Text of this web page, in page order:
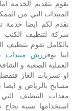
نقوم بتقديم الخدمة
المبيدات التي من
نقدم لكم ايضا
شركة لتنظيف الكنب
بالكامل نقوم بتنظيف
اننا نوفر رش مبيدات
العملية الصعبة و
او تسربات الغاز
مسابح بالرياض و ايضا
معدات التنظيف